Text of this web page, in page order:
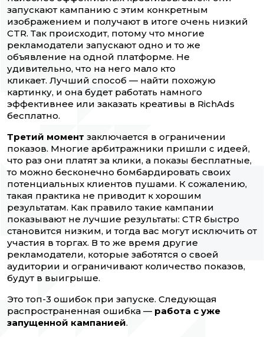
запускают кампанию с этим конкретным
изображением и получают в итоге очень низкий
CTR. Так происходит, потому что многие
рекламодатели запускают одно и то же
объявление на одной платформе. Не
удивительно, что на него мало кто
кликает. Лучший способ — найти похожую
картинку, и она будет работать намного
эффективнее или заказать креативы в RichAds
бесплатно.
Третий момент заключается в ограничении
показов. Многие арбитражники пришли с идеей,
что раз они платят за клики, а показы бесплатные,
то можно бесконечно бомбардировать своих
потенциальных клиентов пушами. К сожалению,
такая практика не приводит к хорошим
результатам. Как правило такие кампании
показывают не лучшие результаты: CTR быстро
становится низким, и тогда вас могут исключить от
участия в торгах. В то же время другие
рекламодатели, которые заботятся о своей
аудитории и ограничивают количество показов,
будут в выигрыше.
Это топ-3 ошибок при запуске. Следующая
распространенная ошибка — работа с уже
запущенной кампанией.